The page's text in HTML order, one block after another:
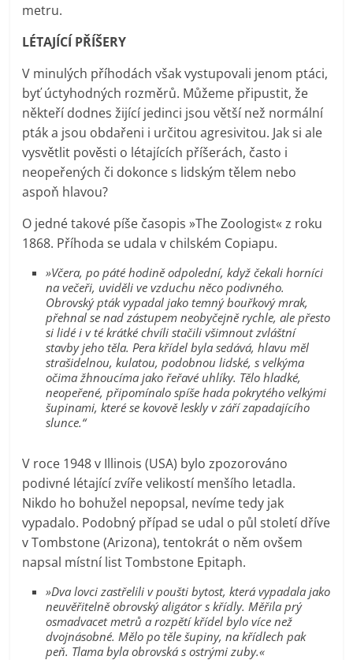
metru.
LÉTAJÍCÍ PŘÍŠERY
V minulých příhodách však vystupovali jenom ptáci,
byť úctyhodných rozměrů. Můžeme připustit, že
někteří dodnes žijící jedinci jsou větší než normální
pták a jsou obdařeni i určitou agresivitou. Jak si ale
vysvětlit pověsti o létajících příšerách, často i
neopeřených či dokonce s lidským tělem nebo
aspoň hlavou?
O jedné takové píše časopis »The Zoologist« z roku
1868. Příhoda se udala v chilském Copiapu.
»Včera, po páté hodině odpolední, když čekali horníci
na večeři, uviděli ve vzduchu něco podivného.
Obrovský pták vypadal jako temný bouřkový mrak,
přehnal se nad zástupem neobyčejně rychle, ale přesto
si lidé i v té krátké chvíli stačili všimnout zvláštní
stavby jeho těla. Pera křídel byla sedává, hlavu měl
strašidelnou, kulatou, podobnou lidské, s velkýma
očima žhnoucíma jako řeřavé uhlíky. Tělo hladké,
neopeřené, připomínalo spíše hada pokrytého velkými
šupinami, které se kovově leskly v září zapadajícího
slunce.“
V roce 1948 v Illinois (USA) bylo zpozorováno
podivné létající zvíře velikostí menšího letadla.
Nikdo ho bohužel nepopsal, nevíme tedy jak
vypadalo. Podobný případ se udal o půl století dříve
v Tombstone (Arizona), tentokrát o něm ovšem
napsal místní list Tombstone Epitaph.
»Dva lovci zastřelili v poušti bytost, která vypadala jako
neuvěřitelně obrovský aligátor s křídly. Měřila prý
osmadvacet metrů a rozpětí křídel bylo více než
dvojnásobné. Mělo po těle šupiny, na křídlech pak
peň. Tlama byla obrovská s ostrými zuby.«